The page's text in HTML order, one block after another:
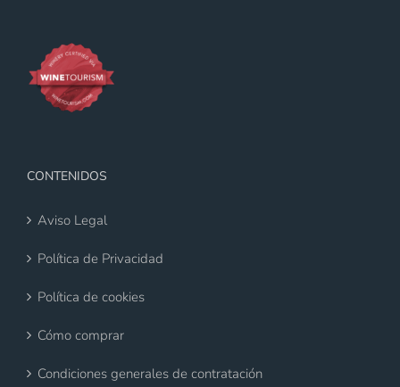
CONTENIDOS
Aviso Legal
Política de Privacidad
Política de cookies
Cómo comprar
Condiciones generales de contratación